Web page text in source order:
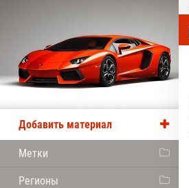
Добавить материал
Метки
Регионы